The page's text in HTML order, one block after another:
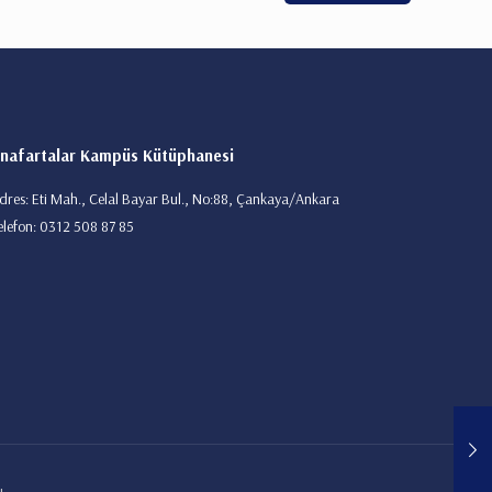
Kampüs Kütüphanesi
Eti Mah., Celal Bayar Bul., No:88, Çankaya/Ankara
0312 508 87 85